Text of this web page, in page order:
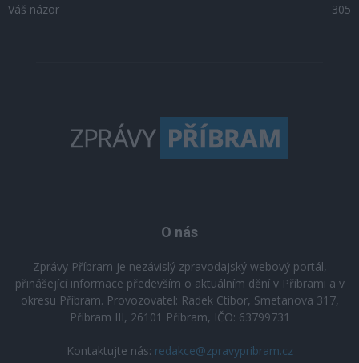
Váš názor
305
O nás
Zprávy Příbram je nezávislý zpravodajský webový portál,
přinášející informace především o aktuálním dění v Příbrami a v
okresu Příbram. Provozovatel: Radek Ctibor, Smetanova 317,
Příbram III, 26101 Příbram, IČO: 63799731
Kontaktujte nás: redakce@zpravypribram.cz